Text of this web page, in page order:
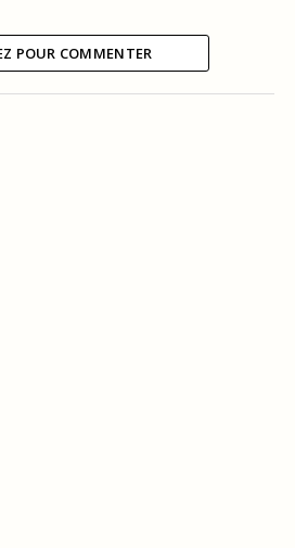
POUR COMMENTER